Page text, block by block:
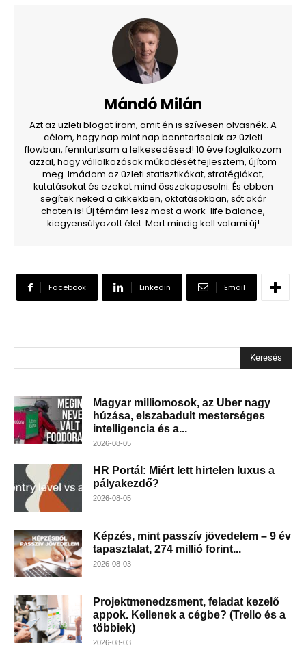
Mándó Milán
Azt az üzleti blogot írom, amit én is szívesen olvasnék. A
célom, hogy nap mint nap benntartsalak az üzleti
flowban, fenntartsam a lelkesedésed! 10 éve foglalkozom
azzal, hogy vállalkozások működését fejlesztem, újítom
meg. Imádom az üzleti statisztikákat, stratégiákat,
kutatásokat és ezeket mind összekapcsolni. És ebben
segítek neked a cikkekben, oktatásokban, sőt akár
chaten is! Új témám lesz most a work-life balance,
kiegyensúlyozott élet. Mert mindig kell valami új!
Facebook Linkedin Email
Keresés
Magyar milliomosok, az Uber nagy
húzása, elszabadult mesterséges
intelligencia és a...
2026-08-05
HR Portál: Miért lett hirtelen luxus a
pályakezdő?
2026-08-05
Képzés, mint passzív jövedelem – 9 év
tapasztalat, 274 millió forint...
2026-08-03
Projektmenedzsment, feladat kezelő
appok. Kellenek a cégbe? (Trello és a
többiek)
2026-08-03